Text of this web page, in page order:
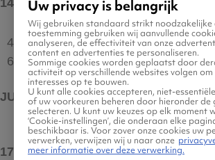
14°C max
4 uur
6°C
JUN
17°C max
Uw privacy is belangrijk
Wij gebruiken standaard strikt noodzakelijke
toestemming gebruiken wij aanvullende
analyseren, de effectiviteit van onze
content en advertenties te personaliseren.
Sommige cookies worden geplaatst door
activiteit op verschillende websites volgen
interesses op te bouwen.
U kunt alle cookies accepteren, niet-
of uw voorkeuren beheren door hieronder de
selecteren. U kunt uw keuzes op elk moment
‘Cookie-instellingen’, die onderaan elke
beschikbaar is. Voor zover onze cookies uw
verwerken, verwijzen wij u naar onze
meer informatie over deze verwerking.